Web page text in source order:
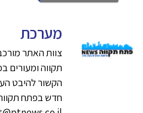
מערכת
צוות האתר
תקווה ומעורים
הקשור להיבט
חדש בפתח